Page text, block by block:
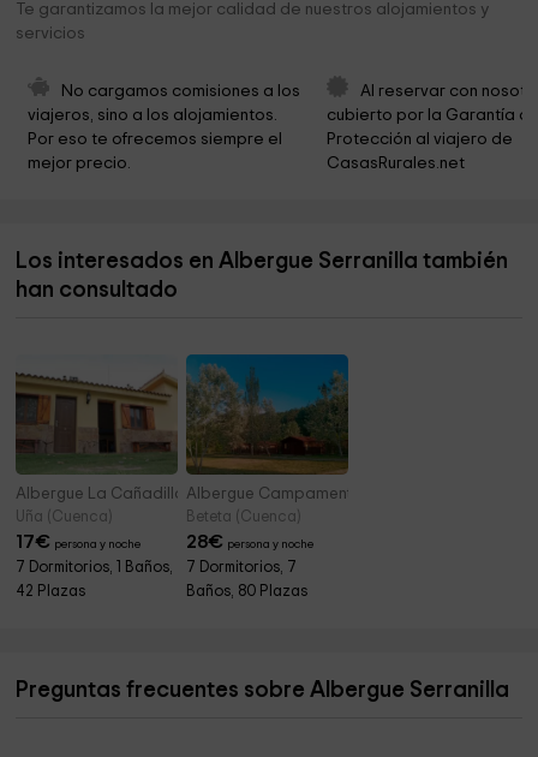
Iglesia de Valdecolmenas de Abajo
Ayuntamiento
Iglesia de Valdecolmenas de Arriba
Ayuntamiento 15,3 km
Iglesia de Villarejo de la Peñuela 17,4 km
Te garantizamos la mejor calidad de nuestros alojamientos y
servicios
No cargamos comisiones a los
viajeros, sino a los alojamientos.
Por eso te ofrecemos siempre el
mejor precio.
Al reservar con
cubierto por la Garantía
Protección al viajero de
CasasRurales.net
Los interesados en Albergue Serranilla también
han consultado
Albergue La Cañadilla
Uña (Cuenca)
17€ persona y noche
7 Dormitorios, 1 Baños,
42 Plazas
Albergue Campamento Alto Tajo
Beteta (Cuenca)
28€ persona y noche
7 Dormitorios, 7
Baños, 80 Plazas
Preguntas frecuentes sobre Albergue Serranilla